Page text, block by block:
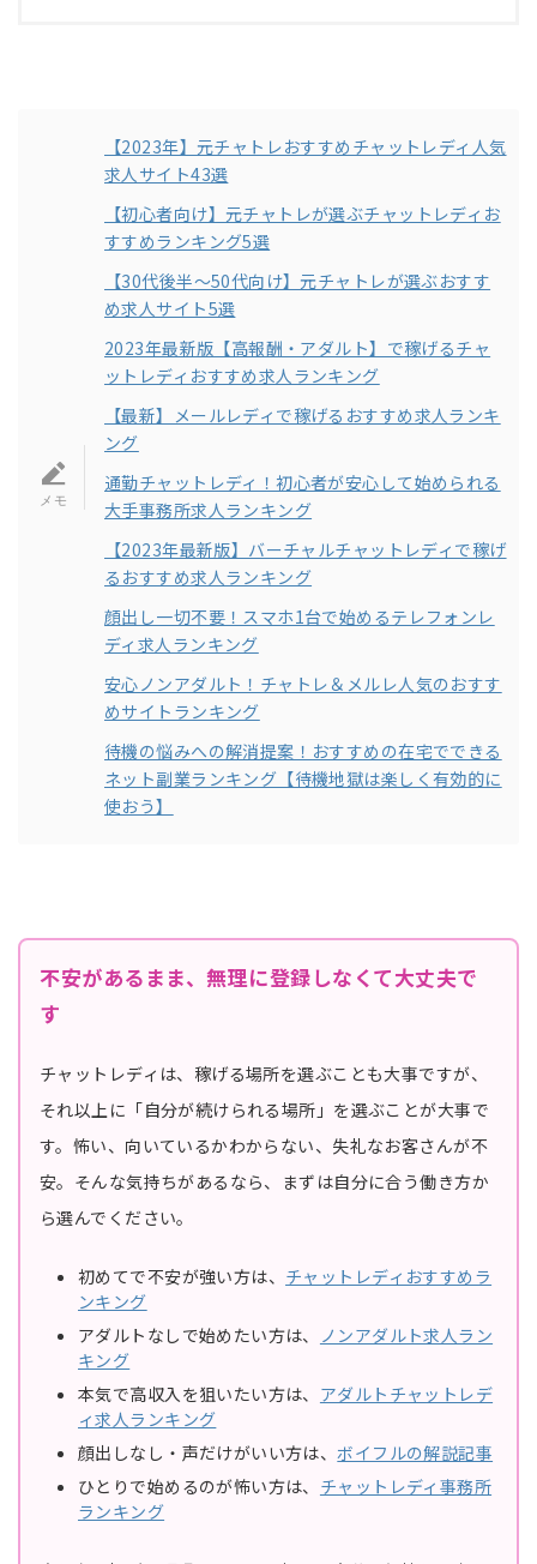
【2023年】元チャトレおすすめチャットレディ人気
求人サイト43選
【初心者向け】元チャトレが選ぶチャットレディお
すすめランキング5選
【30代後半～50代向け】元チャトレが選ぶおすす
め求人サイト5選
2023年最新版【高報酬・アダルト】で稼げるチャ
ットレディおすすめ求人ランキング
【最新】メールレディで稼げるおすすめ求人ランキ
ング
通勤チャットレディ！初心者が安心して始められる
大手事務所求人ランキング
【2023年最新版】バーチャルチャットレディで稼げ
るおすすめ求人ランキング
顔出し一切不要！スマホ1台で始めるテレフォンレ
ディ求人ランキング
安心ノンアダルト！チャトレ＆メルレ人気のおすす
めサイトランキング
待機の悩みへの解消提案！おすすめの在宅でできる
ネット副業ランキング【待機地獄は楽しく有効的に
使おう】
不安があるまま、無理に登録しなくて大丈夫で
す
チャットレディは、稼げる場所を選ぶことも大事ですが、
それ以上に「自分が続けられる場所」を選ぶことが大事で
す。怖い、向いているかわからない、失礼なお客さんが不
安。そんな気持ちがあるなら、まずは自分に合う働き方か
ら選んでください。
初めてで不安が強い方は、 チャットレディおすすめラ
ンキング
アダルトなしで始めたい方は、
ノンアダルト求人ラン
キング
本気で高収入を狙いたい方は、 アダルトチャットレデ
ィ求人ランキング
顔出しなし・声だけがいい方は、ボイフルの解説記事
ひとりで始めるのが怖い方は、 チャットレディ事務所
ランキング